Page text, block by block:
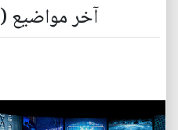
آخر مواضيع (